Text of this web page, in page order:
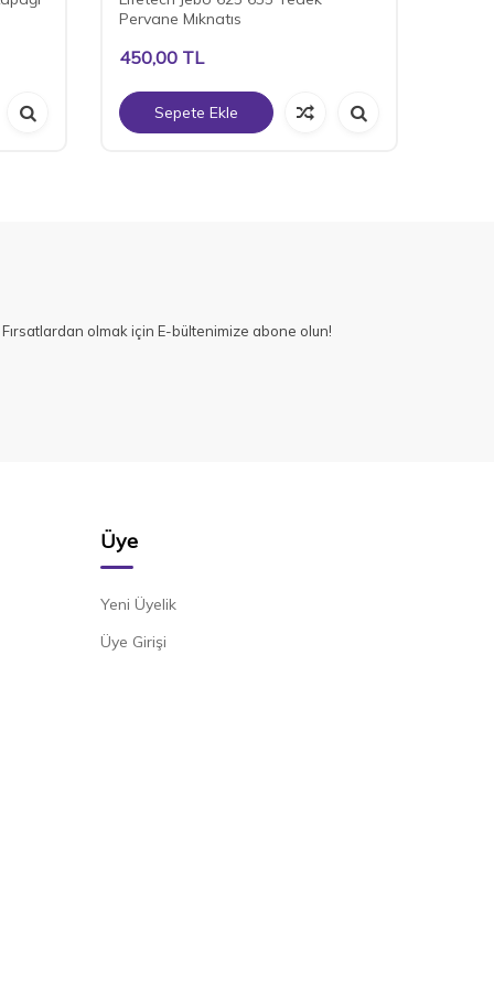
Pervane Mıknatıs
450,00 TL
Sepete Ekle
olmak için E-bültenimize abone olun!
Üye
Yeni Üyelik
Üye Girişi